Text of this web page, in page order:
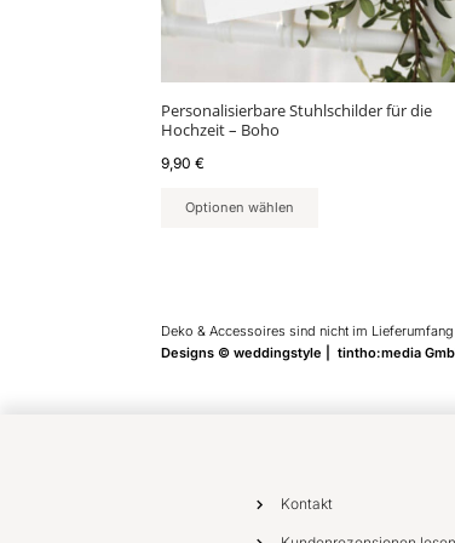
Personalisierbare Stuhlschilder für die
Hochzeit – Boho
9,90 €
Optionen wählen
Deko & Accessoires sind nicht im
Designs © weddingstyle | tintho:media
Kontakt